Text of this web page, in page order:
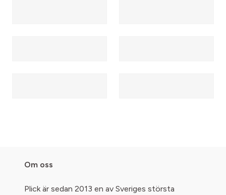
Om oss
Plick är sedan 2013 en av Sveriges största